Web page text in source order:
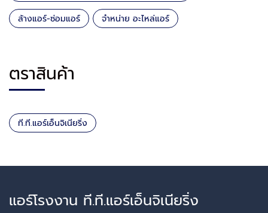
ล้างแอร์-ซ่อมแอร์ จำหน่าย อะไหล่แอร์
ตราสินค้า
ที.ที.แอร์เอ็นจิเนียริ่ง
แอร์โรงงาน ที.ที.แอร์เอ็นจิเนียริ่ง